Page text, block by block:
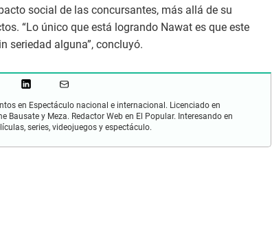
social de las concursantes, más allá de su
“Lo único que está logrando Nawat es que este
seriedad alguna”, concluyó.
en Espectáculo nacional e internacional. Licenciado en
Bausate y Meza. Redactor Web en El Popular. Interesando en
series, videojuegos y espectáculo.